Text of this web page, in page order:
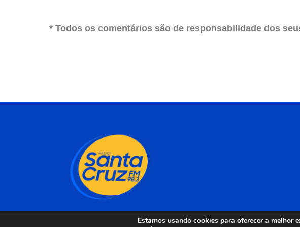
* Todos os comentários são de responsabilidade dos
Estamos usando cookies para oferecer a melhor